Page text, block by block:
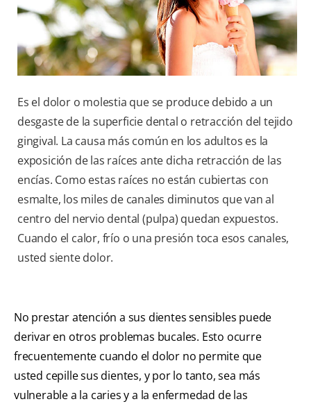
DÓNDE COMPRAR
PE (ES)
Es el dolor o molestia que se produce debido a un
desgaste de la superficie dental o retracción del tejido
gingival. La causa más común en los adultos es la
exposición de las raíces ante dicha retracción de las
encías. Como estas raíces no están cubiertas con
esmalte, los miles de canales diminutos que van al
centro del nervio dental (pulpa) quedan expuestos.
Cuando el calor, frío o una presión toca esos canales,
usted siente dolor.
No prestar atención a sus dientes sensibles puede
derivar en otros problemas bucales. Esto ocurre
frecuentemente cuando el dolor no permite que
usted cepille sus dientes, y por lo tanto, sea más
vulnerable a la caries y a la enfermedad de las